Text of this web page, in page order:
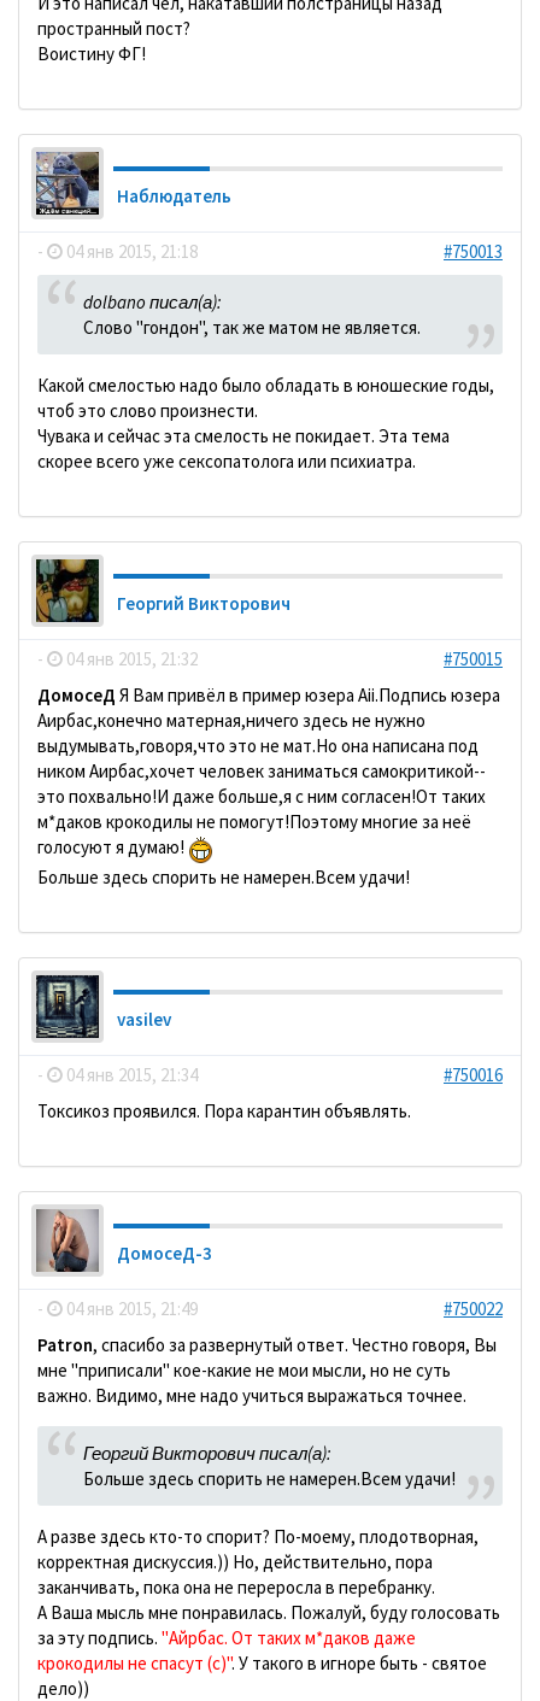
пространный пост?
Воистину ФГ!
Наблюдатель
- 04 янв 2015, 21:18 #750013
dolbano писал(а):
Слово "гондон", так же матом не является.
Какой смелостью надо было обладать в юношеские годы,
чтоб это слово произнести.
Чувака и сейчас эта смелость не покидает. Эта тема
скорее всего уже сексопатолога или психиатра.
Георгий Викторович
- 04 янв 2015, 21:32
#750015
ДомосеД Я Вам привёл в пример юзера Aii.Подпись юзера
Аирбас,конечно матерная,ничего здесь не нужно
выдумывать,говоря,что это не мат.Но она написана под
ником Аирбас,хочет человек заниматься самокритикой--
это похвально!И даже больше,я с ним согласен!От таких
м*даков крокодилы не помогут!Поэтому многие за неё
голосуют я думаю!
Больше здесь спорить не намерен.Всем удачи!
vasilev
- 04 янв 2015, 21:34
#750016
Токсикоз проявился. Пора карантин объявлять.
ДомосеД-3
- 04 янв 2015, 21:49
#750022
Patron, спасибо за развернутый ответ. Честно говоря, Вы
мне "приписали" кое-какие не мои мысли, но не суть
важно. Видимо, мне надо учиться выражаться точнее.
Георгий Викторович писал(а):
Больше здесь спорить не намерен.Всем удачи!
А разве здесь кто-то спорит? По-моему, плодотворная,
корректная дискуссия.)) Но, действительно, пора
заканчивать, пока она не переросла в перебранку.
А Ваша мысль мне понравилась. Пожалуй, буду голосовать
за эту подпись. "Айрбас. От таких м*даков даже
крокодилы не спасут (с)". У такого в игноре быть - святое
дело))